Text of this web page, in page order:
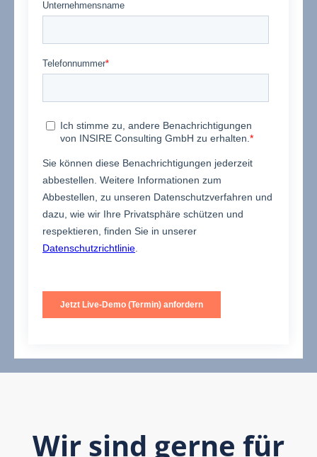
Wir sind gerne für